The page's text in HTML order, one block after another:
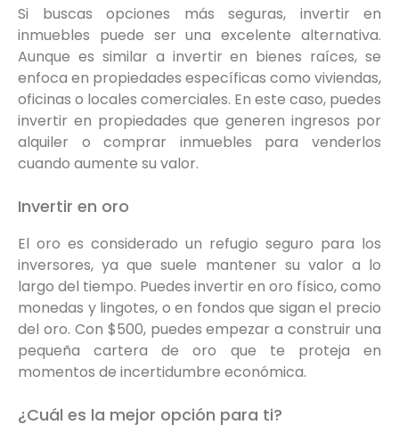
Si buscas opciones más seguras, invertir en
inmuebles puede ser una excelente alternativa.
Aunque es similar a invertir en bienes raíces, se
enfoca en propiedades específicas como viviendas,
oficinas o locales comerciales. En este caso, puedes
invertir en propiedades que generen ingresos por
alquiler o comprar inmuebles para venderlos
cuando aumente su valor.
Invertir en oro
El oro es considerado un refugio seguro para los
inversores, ya que suele mantener su valor a lo
largo del tiempo. Puedes invertir en oro físico, como
monedas y lingotes, o en fondos que sigan el precio
del oro. Con $500, puedes empezar a construir una
pequeña cartera de oro que te proteja en
momentos de incertidumbre económica.
¿Cuál es la mejor opción para ti?